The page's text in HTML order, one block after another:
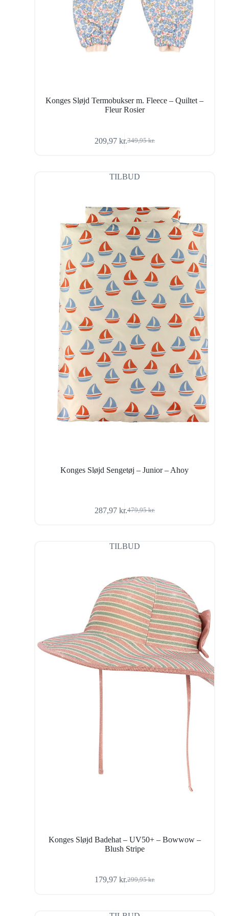
Konges Sløjd Termobukser m. Fleece – Quiltet –
Fleur Rosier
349,95kr.
Den
var:
349,95 kr..
209,97 kr.Den
er:
209,97 kr..
TILBUD
Konges Sløjd Sengetøj – Junior – Ahoy
479,95kr.
Den
var:
479,95 kr..
287,97 kr.Den
er:
287,97 kr..
TILBUD
Konges Sløjd Badehat – UV50+ – Bowwow –
Blush Stripe
299,95kr.
Den
var:
179,97 kr.Den
er: